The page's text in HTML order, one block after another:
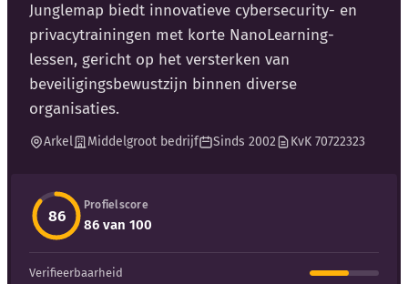
Woordenboek
Auteurs
Junglemap biedt innovatieve cybersecurity- en
privacytrainingen met korte NanoLearning-
lessen, gericht op het versterken van
beveiligingsbewustzijn binnen diverse
organisaties.
Arkel Middelgroot bedrijf Sinds 2002 KvK 70722323
86
Profielscore
86 van 100
Verifieerbaarheid